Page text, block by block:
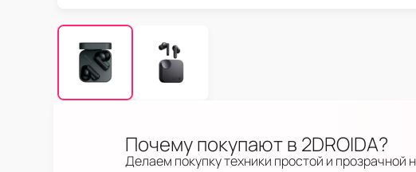
Почему покупают в 2DROIDA?
Делаем покупку техники простой и прозрачной